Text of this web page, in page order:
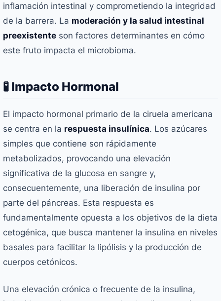
inflamación intestinal y comprometiendo la integridad
de la barrera. La moderación y la salud intestinal
preexistente son factores determinantes en cómo
este fruto impacta el microbioma.
🧪 Impacto Hormonal
El impacto hormonal primario de la ciruela americana
se centra en la respuesta insulínica. Los azúcares
simples que contiene son rápidamente
metabolizados, provocando una elevación
significativa de la glucosa en sangre y,
consecuentemente, una liberación de insulina por
parte del páncreas. Esta respuesta es
fundamentalmente opuesta a los objetivos de la dieta
cetogénica, que busca mantener la insulina en niveles
basales para facilitar la lipólisis y la producción de
cuerpos cetónicos.
Una elevación crónica o frecuente de la insulina,